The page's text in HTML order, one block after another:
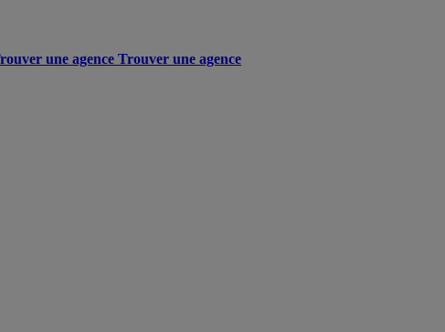
une agence Trouver une agence